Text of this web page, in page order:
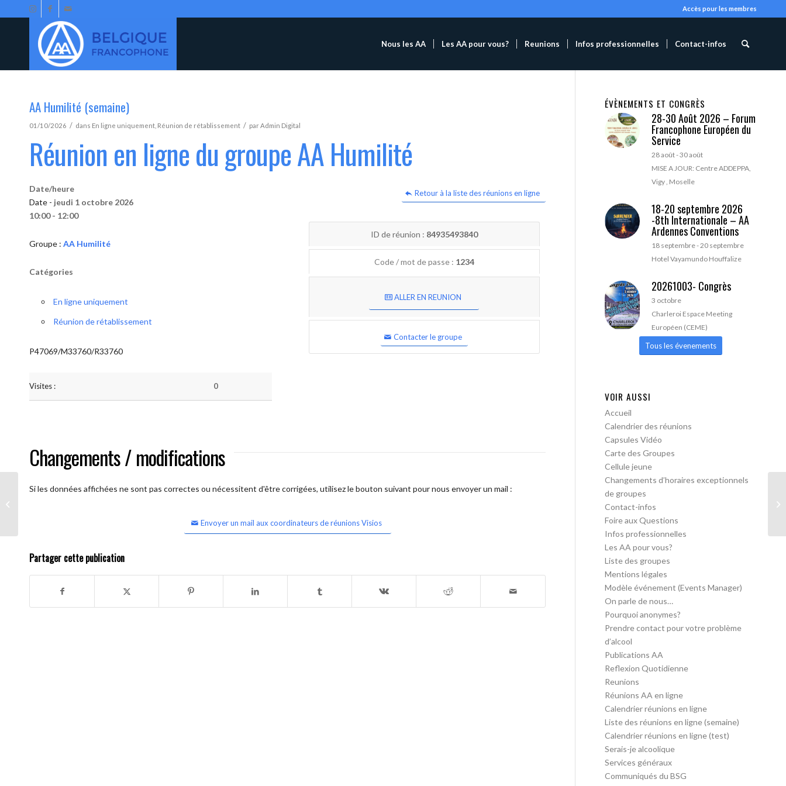
Accès pour les membres
Nous les AA Les AA pour vous? Reunions Infos professionnelles Contact-infos
AA Humilité (semaine)
01/10/2026 / dans En ligne uniquement Réunion de rétablissement / parAdmin Digital
Réunion en ligne du groupe AA Humilité
Retour à la liste des réunions en ligne
Date/heure
Date - jeudi 1 octobre 2026
10:00 - 12:00
Groupe : AA Humilité
Catégories
En ligne uniquement
Réunion de rétablissement
P47069/M33760/R33760
Visites : 0
ID de réunion : 84935493840
Code / mot de passe : 1234
ALLER EN REUNION
Contacter le groupe
Changements / modifications
Si les données affichées ne sont pas correctes ou nécessitent d'être corrigées, utilisez le bouton suivant pour nous envoyer un mail :
Envoyer un mail aux coordinateurs de réunions Visios
Partager cette publication
ÉVÈNEMENTS ET CONGRÈS
28-30 Août 2026 – Forum
Francophone Européen du
Service
28 août-30 août
MISE A JOUR: Centre ADDEPPA,
Vigy , Moselle
18-20 septembre 2026
-8th Internationale – AA
Ardennes Conventions
18 septembre-20 septembre
Hotel Vayamundo Houffalize
20261003- Congrès
3 octobre
Charleroi Espace Meeting
Européen (CEME)
Tous les évenements
VOIR AUSSI
Accueil
Calendrier des réunions
Capsules Vidéo
Carte des Groupes
Cellule jeune
Changements d’horaires exceptionnels
de groupes
Contact-infos
Foire aux Questions
Infos professionnelles
Les AA pour vous?
Liste des groupes
Mentions légales
Modèle événement (Events Manager)
On parle de nous…
Pourquoi anonymes?
Prendre contact pour votre problème
d’alcool
Publications AA
Reflexion Quotidienne
Reunions
Réunions AA en ligne
Calendrier réunions en ligne
Liste des réunions en ligne (semaine)
Calendrier réunions en ligne (test)
Serais-je alcoolique
Services généraux
Communiqués du BSG